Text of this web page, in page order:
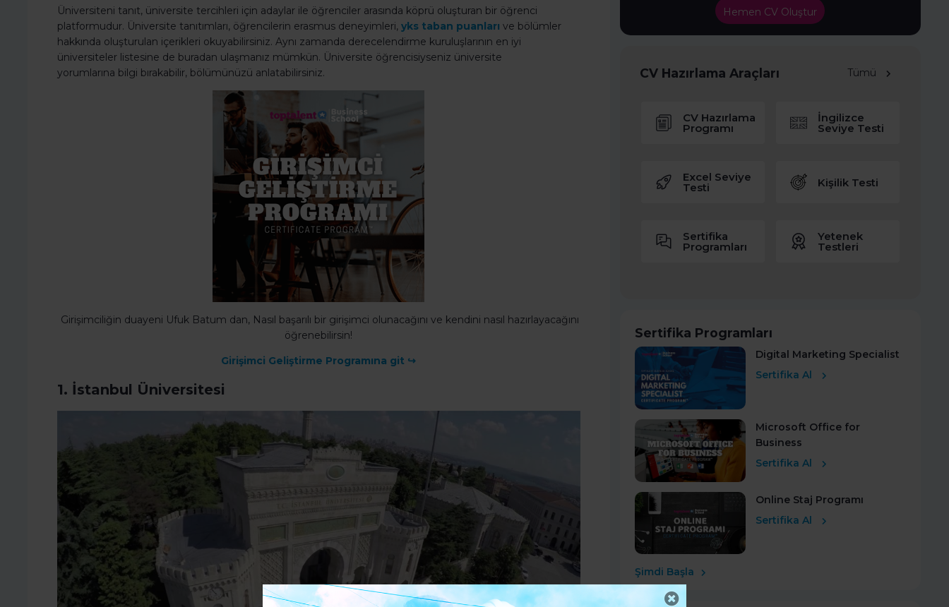
Üniversiteni tanıt, üniversite tercihleri için adaylar ile öğrenciler arasında köprü oluşturan bir öğrenci
platformudur. Üniversite tanıtımları, öğrencilerin erasmus deneyimleri, yks taban puanları ve bölümler
hakkında oluşturulan içerikleri okuyabilirsiniz. Aynı zamanda derecelendirme kuruluşlarının en iyi
üniversiteler listesine de buradan ulaşmanız mümkün. Üniversite öğrencisiyseniz üniversite
yorumlarına bilgi bırakabilir, bölümünüzü anlatabilirsiniz.
Girişimciliğin duayeni Ufuk Batum dan, Nasıl başarılı bir girişimci olunacağını ve kendini nasıl hazırlayacağını
öğrenebilirsin!
Girişimci Geliştirme Programına git ↪
1. İstanbul Üniversitesi
Hemen CV Oluştur
CV Hazırlama Araçları Tümü
CV Hazırlama
Programı
İngilizce
Seviye Testi
Excel Seviye
Testi Kişilik Testi
Sertifika
Programları
Yetenek
Testleri
Sertifika Programları
Digital Marketing Specialist
Sertifika Al
Microsoft Office for
Business
Sertifika Al
Online Staj Programı
Sertifika Al
Şimdi Başla